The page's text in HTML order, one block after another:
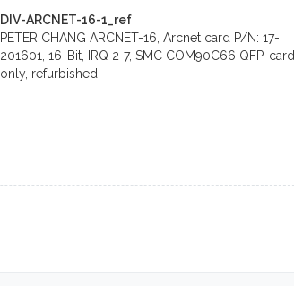
DIV-ARCNET-16-1_ref
PETER CHANG ARCNET-16, Arcnet card P/N: 17-
201601, 16-Bit, IRQ 2-7, SMC COM90C66 QFP, card
only, refurbished